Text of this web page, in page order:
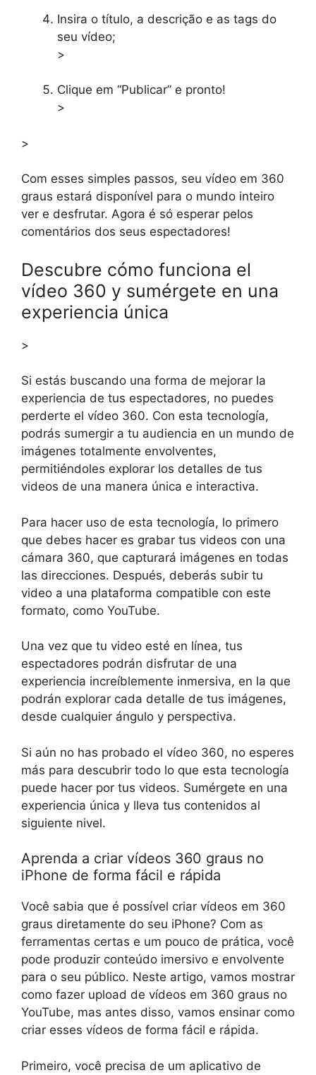
Insira o título, a descrição e as tags do
seu vídeo;
>
Clique em “Publicar” e pronto!
>
>
Com esses simples passos, seu vídeo em 360
graus estará disponível para o mundo inteiro
ver e desfrutar. Agora é só esperar pelos
comentários dos seus espectadores!
Descubre cómo funciona el
vídeo 360 y sumérgete en una
experiencia única
>
Si estás buscando una forma de mejorar la
experiencia de tus espectadores, no puedes
perderte el vídeo 360. Con esta tecnología,
podrás sumergir a tu audiencia en un mundo de
imágenes totalmente envolventes,
permitiéndoles explorar los detalles de tus
videos de una manera única e interactiva.
Para hacer uso de esta tecnología, lo primero
que debes hacer es grabar tus videos con una
cámara 360, que capturará imágenes en todas
las direcciones. Después, deberás subir tu
video a una plataforma compatible con este
formato, como YouTube.
Una vez que tu video esté en línea, tus
espectadores podrán disfrutar de una
experiencia increíblemente inmersiva, en la que
podrán explorar cada detalle de tus imágenes,
desde cualquier ángulo y perspectiva.
Si aún no has probado el vídeo 360, no esperes
más para descubrir todo lo que esta tecnología
puede hacer por tus videos. Sumérgete en una
experiencia única y lleva tus contenidos al
siguiente nivel.
Aprenda a criar vídeos 360 graus no
iPhone de forma fácil e rápida
Você sabia que é possível criar vídeos em 360
graus diretamente do seu iPhone? Com as
ferramentas certas e um pouco de prática, você
pode produzir conteúdo imersivo e envolvente
para o seu público. Neste artigo, vamos mostrar
como fazer upload de vídeos em 360 graus no
YouTube, mas antes disso, vamos ensinar como
criar esses vídeos de forma fácil e rápida.
Primeiro, você precisa de um aplicativo de